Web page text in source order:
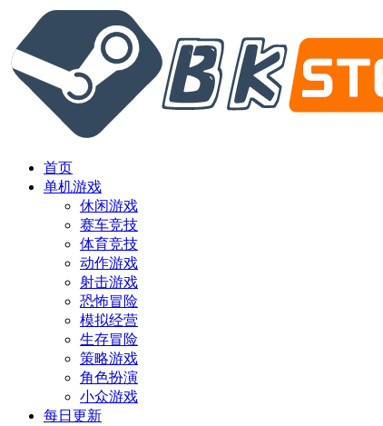
首页
单机游戏
休闲游戏
赛车竞技
体育竞技
动作游戏
射击游戏
恐怖冒险
模拟经营
生存冒险
策略游戏
角色扮演
小众游戏
每日更新